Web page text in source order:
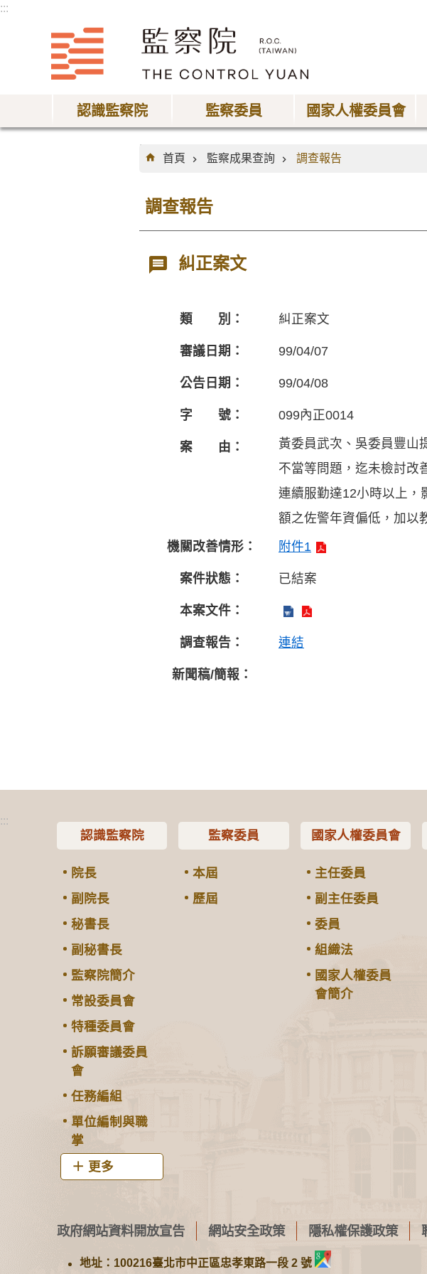
:::
認識監察院 監察委員 國家人權委員會
:::
首頁
監察成果查詢 調查報告
調查報告
糾正案文
類 別： 糾正案文
審議日期： 99/04/07
公告日期： 99/04/08
字 號： 099內正0014
案 由：
黃委員武次、吳委員豐山
不當等問題，迄未檢討改
連續服勤達12小時以上，
額之佐警年資偏低，加以
機關改善情形：
附件1
案件狀態： 已結案
本案文件：
調查報告： 連結
新聞稿/簡報：
:::
認識監察院
院長
副院長
秘書長
副秘書長
監察院簡介
常設委員會
特種委員會
訴願審議委員
會
任務編組
單位編制與職
掌
更多
監察委員
本屆
歷屆
國家人權委員會
主任委員
副主任委員
委員
組織法
國家人權委員
會簡介
政府網站資料開放宣告 網站安全政策 隱私權保護政策
地址：100216臺北市中正區忠孝東路一段 2 號